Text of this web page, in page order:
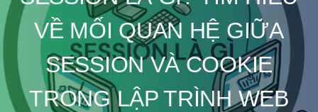
VỀ MỐI QUAN HỆ GIỮA
SESSION VÀ COOKIE
TRONG LẬP TRÌNH WEB